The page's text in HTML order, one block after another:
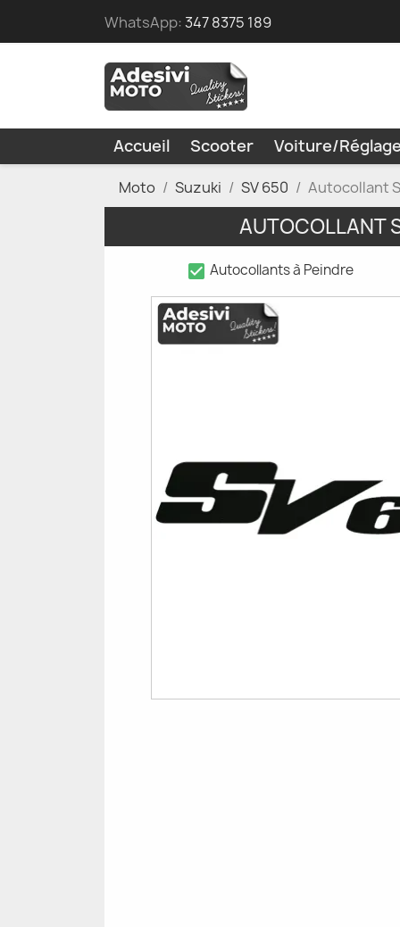
WhatsApp:347 8375 189
Accueil Scooter Voiture/
Moto Suzuki SV 650 Autocollant
AUTOCOLLANT
check_box Autocollants à Peindre